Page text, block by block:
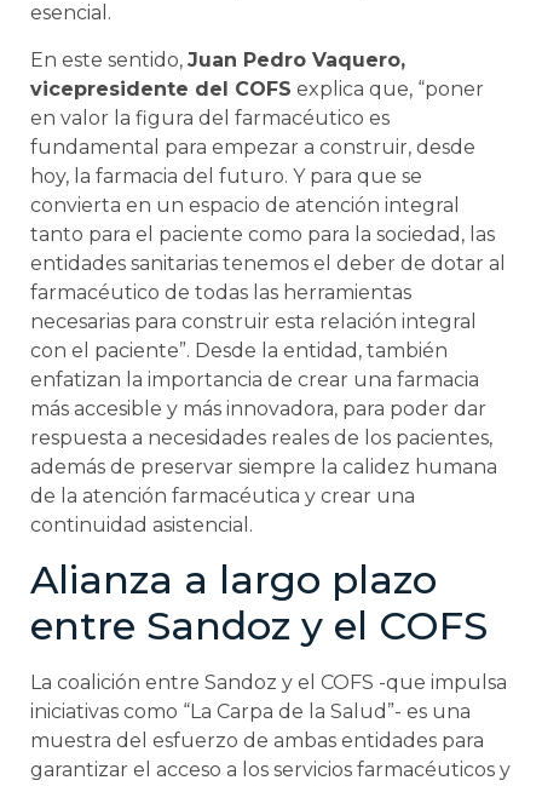
esencial.
En este sentido, Juan Pedro Vaquero,
vicepresidente del COFS explica que, “poner
en valor la figura del farmacéutico es
fundamental para empezar a construir, desde
hoy, la farmacia del futuro. Y para que se
convierta en un espacio de atención integral
tanto para el paciente como para la sociedad, las
entidades sanitarias tenemos el deber de dotar al
farmacéutico de todas las herramientas
necesarias para construir esta relación integral
con el paciente”. Desde la entidad, también
enfatizan la importancia de crear una farmacia
más accesible y más innovadora, para poder dar
respuesta a necesidades reales de los pacientes,
además de preservar siempre la calidez humana
de la atención farmacéutica y crear una
continuidad asistencial.
Alianza a largo plazo
entre Sandoz y el COFS
La coalición entre Sandoz y el COFS -que impulsa
iniciativas como “La Carpa de la Salud”- es una
muestra del esfuerzo de ambas entidades para
garantizar el acceso a los servicios farmacéuticos y